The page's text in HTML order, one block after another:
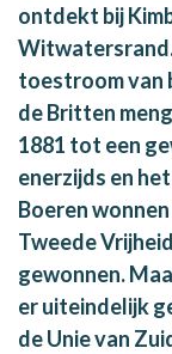
ontdekt bij
toestroom van
de Britten
1881 tot een
enerzijds en
Boeren
Tweede
gewonnen.
er uiteindelijk
de Unie van